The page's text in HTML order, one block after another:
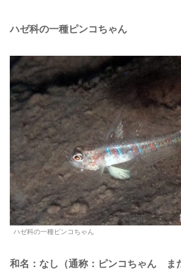
ハゼ科の一種ピンコちゃん
ハゼ科の一種ピンコちゃん
和名：なし（通称：ピンコちゃん ま